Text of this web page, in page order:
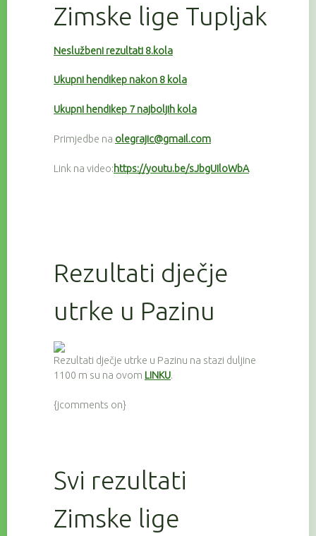
Zimske lige Tupljak
Neslužbeni rezultati 8.kola
Ukupni hendikep nakon 8 kola
Ukupni hendikep 7 najboljih kola
Primjedbe na olegrajic@gmail.com
Link na video:https://youtu.be/sJbgUIloWbA
Rezultati dječje
utrke u Pazinu
Rezultati dječje utrke u Pazinu na stazi duljine
1100 m su na ovom LINKU.
{jcomments on}
Svi rezultati
Zimske lige